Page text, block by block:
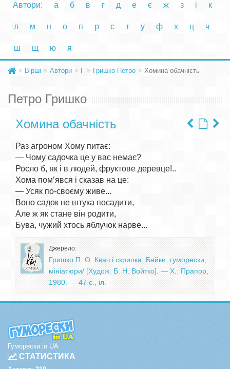
Автори: а б в г д е є ж з і к
л м н о п р с т у ф х ц ч
ш щ ю я
Вірші Автори Г Гришко Петро Хомина обачність
Петро Гришко
Хомина обачність
Раз агроном Хому питає:
— Чому садочка це у вас немає?
Росло б, як і в людей, фруктове деревце!..
Хома пом’явся і сказав на це:
— Усяк по-своєму живе...
Воно садок не штука посадити,
Але ж як стане він родити,
Джерело:
Гришко П. О. Квач і скрипка: Байки, гуморески,
мініатюри/ [Худож. Б. Н. Войтко]. — X.: Прапор,
1980. — 47 с., іл.
Гуморески in UA
СТАТИСТИКА